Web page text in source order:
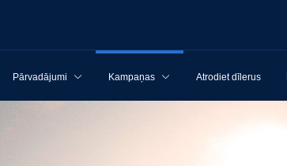
Pārvadājumi Kampaņas Atrodiet dīlerus